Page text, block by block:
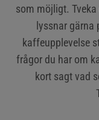
som möjligt.
lyssnar
kaffeupplevelse
frågor du har om
kort sagt vad